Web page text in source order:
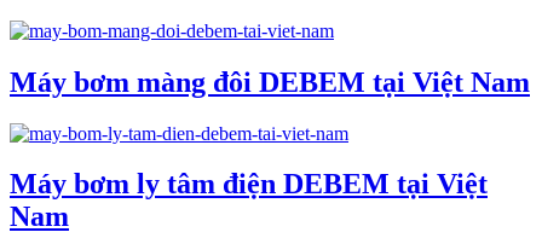
Máy bơm màng đôi DEBEM tại Việt Nam
Máy bơm ly tâm điện DEBEM tại Việt
Nam